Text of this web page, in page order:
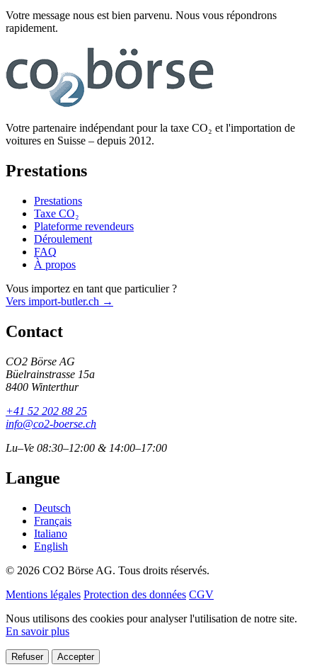
Votre message nous est bien parvenu. Nous vous répondrons
rapidement.
Votre partenaire indépendant pour la taxe CO₂ et l'importation de
voitures en Suisse – depuis 2012.
Prestations
Prestations
Taxe CO₂
Plateforme revendeurs
Déroulement
FAQ
À propos
Vous importez en tant que particulier ?
Vers import-butler.ch →
Contact
CO2 Börse AG
Büelrainstrasse 15a
8400 Winterthur
+41 52 202 88 25
info@co2-boerse.ch
Lu–Ve 08:30–12:00 & 14:00–17:00
Langue
Deutsch
Français
Italiano
English
© 2026 CO2 Börse AG. Tous droits réservés.
Mentions légales Protection des données CGV
Nous utilisons des cookies pour analyser l'utilisation de notre site.
En savoir plus
Refuser Accepter